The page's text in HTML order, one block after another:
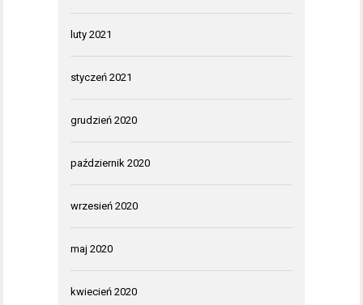
luty 2021
styczeń 2021
grudzień 2020
październik 2020
wrzesień 2020
maj 2020
kwiecień 2020